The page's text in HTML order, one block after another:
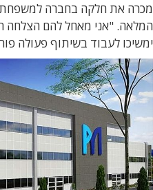
מכרה את חלקה בחברה
המלאה. "אני מאחל להם הצלחה
ימשיכו לעבוד בשיתוף פעולה